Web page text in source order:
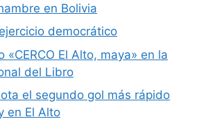
en Bolivia
democrático
«CERCO El Alto, maya» en la
del Libro
el segundo gol más rápido
en El Alto